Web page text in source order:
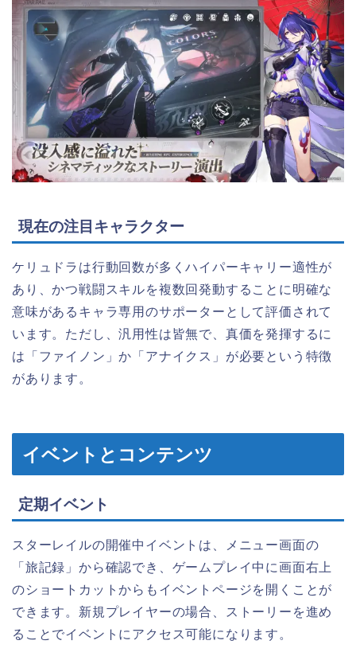
現在の注目キャラクター
ケリュドラは行動回数が多くハイパーキャリー適性が
あり、かつ戦闘スキルを複数回発動することに明確な
意味があるキャラ専用のサポーターとして評価されて
います。ただし、汎用性は皆無で、真価を発揮するに
は「ファイノン」か「アナイクス」が必要という特徴
があります。
イベントとコンテンツ
定期イベント
スターレイルの開催中イベントは、メニュー画面の
「旅記録」から確認でき、ゲームプレイ中に画面右上
のショートカットからもイベントページを開くことが
できます。新規プレイヤーの場合、ストーリーを進め
ることでイベントにアクセス可能になります。